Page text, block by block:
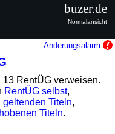
Änderungsalarm
RentÜG verweisen.
RentÜG selbst,
geltenden Titeln,
Titeln.
buzer.de
Normalansicht